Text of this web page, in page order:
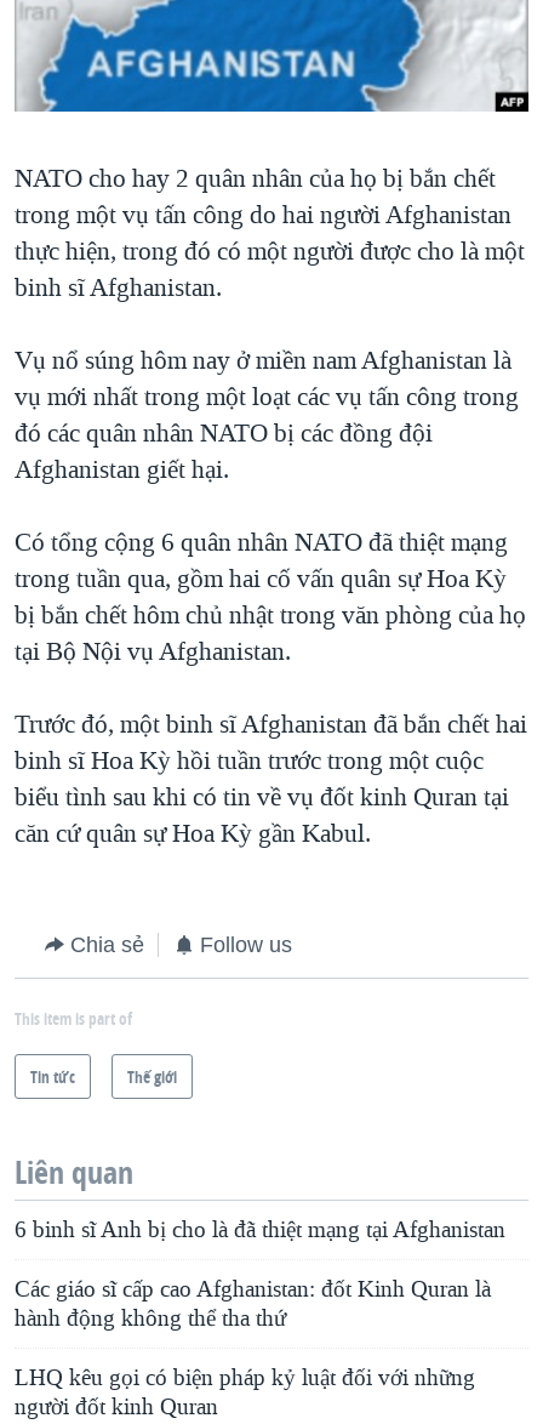
"Tìm"NGƯỜI VIỆT HẢI NGOẠI
ĐỜI SỐNG
KINH TẾ
VĂN HOÁ
THỂ THAO
TẠI
HÀNH TRÌNH BẦU CỬ 2024
MỘT NĂM CHIẾN TRANH TẠI DẢI GAZA
NGÀY TỊ NẠN THẾ GIỚI
TRỊNH VĨNH BÌNH - NGƯỜI HẠ 'BÊN THẮNG CUỘC'
GROUND ZERO – XƯA VÀ NAY
CÁC GIÁ TRỊ CỘNG HÒA Ở VIỆT NAM
THƯỢNG ĐỈNH TRUMP-KIM TẠI VIỆT NAM
TRỊNH VĨNH BÌNH VS. CHÍNH PHỦ VIỆT NAM
NGƯ DÂN VIỆT VÀ LÀN SÓNG TRỘM HẢI SÂM
BÊN KIA QUỐC LỘ: TIẾNG VỌNG TỪ NÔNG THÔN MỸ
QUAN HỆ VIỆT MỸ
VIDEO
NGHE
Ngôn ngữ khác
NATO cho hay 2 quân nhân của họ bị bắn chết
trong một vụ tấn công do hai người Afghanistan
thực hiện, trong đó có một người được cho là một
binh sĩ Afghanistan.
Vụ nổ súng hôm nay ở miền nam Afghanistan là
vụ mới nhất trong một loạt các vụ tấn công trong
đó các quân nhân NATO bị các đồng đội
Afghanistan giết hại.
Có tổng cộng 6 quân nhân NATO đã thiệt mạng
trong tuần qua, gồm hai cố vấn quân sự Hoa Kỳ
bị bắn chết hôm chủ nhật trong văn phòng của họ
tại Bộ Nội vụ Afghanistan.
Trước đó, một binh sĩ Afghanistan đã bắn chết hai
binh sĩ Hoa Kỳ hồi tuần trước trong một cuộc
biểu tình sau khi có tin về vụ đốt kinh Quran tại
căn cứ quân sự Hoa Kỳ gần Kabul.
Chia sẻ Follow us
This item is part of
Tin tức Thế giới
Liên quan
6 binh sĩ Anh bị cho là đã thiệt mạng tại Afghanistan
Các giáo sĩ cấp cao Afghanistan: đốt Kinh Quran là
hành động không thể tha thứ
LHQ kêu gọi có biện pháp kỷ luật đối với những
người đốt kinh Quran